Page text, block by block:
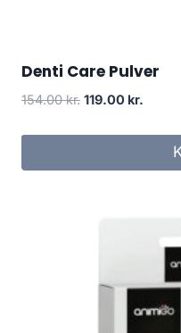
Denti Care Pulver
154.00kr. Den
pris
119.00 kr.
pris